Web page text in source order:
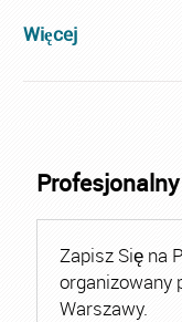
Więcej
Zapisz Się na
organizowany
Warszawy.